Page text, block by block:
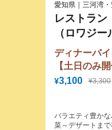
愛知県｜三河湾
レストラ
（ロワジー
ディナーバ
【土日のみ開
¥3,100 ¥3,300
バラエティ豊か
菜～デザートまで